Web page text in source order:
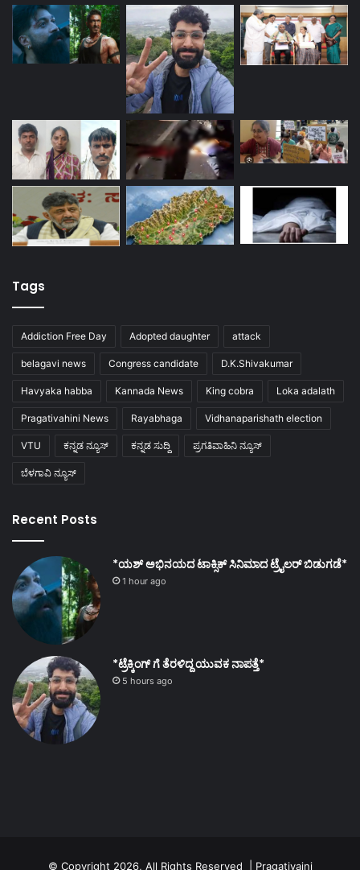
Tags
Addiction Free Day Adopted daughter attack
belagavi news Congress candidate D.K.Shivakumar
Havyaka habba Kannada News King cobra Loka adalath
Pragativahini News Rayabhaga Vidhanaparishath election
VTU ಕನ್ನಡ ನ್ಯೂಸ್ ಕನ್ನಡ ಸುದ್ದಿ ಪ್ರಗತಿವಾಹಿನಿ ನ್ಯೂಸ್
ಬೆಳಗಾವಿ ನ್ಯೂಸ್
Recent Posts
*ಯಶ್ ಅಭಿನಯದ ಟಾಕ್ಸಿಕ್ ಸಿನಿಮಾದ ಟ್ರೈಲರ್ ಬಿಡುಗಡೆ*
1 hour ago
*ಟ್ರೆಕ್ಕಿಂಗ್ ಗೆ ತೆರಳಿದ್ದ ಯುವಕ ನಾಪತ್ತೆ*
5 hours ago
© Copyright 2026, All Rights Reserved | Pragativaini